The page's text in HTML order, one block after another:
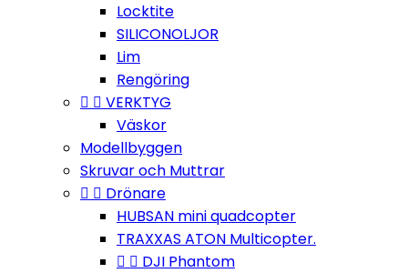
Locktite
SILICONOLJOR
Lim
Rengöring
  VERKTYG
Väskor
Modellbyggen
Skruvar och Muttrar
  Drönare
HUBSAN mini quadcopter
TRAXXAS ATON Multicopter.
  DJI Phantom